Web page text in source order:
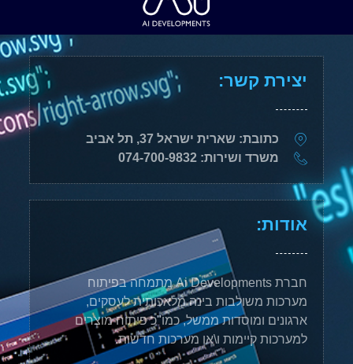
יצירת קשר:
כתובת: שארית ישראל 37, תל אביב
משרד ושירות: 074-700-9832
אודות:
חברת Ai Developments מתמחה בפיתוח
מערכות משולבות בינה מלאכותית לעסקים,
ארגונים ומוסדות ממשל, כמו"כ פיתוח מוצרים
למערכות קיימות ו\או מערכות חדשות.